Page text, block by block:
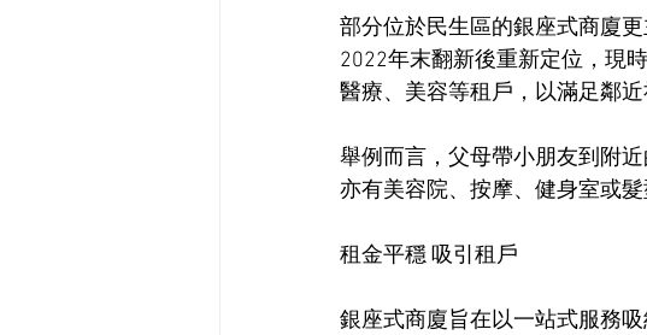
部分位於民生區的銀座式商廈
2022年末翻新後重新定位，現
醫療、美容等租戶，以滿足鄰近
舉例而言，父母帶小朋友到附
亦有美容院、按摩、健身室或
租金平穩 吸引租戶
銀座式商廈旨在以一站式服務